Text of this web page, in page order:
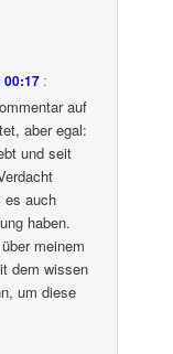
00:17 :
auf
aber egal:
und seit
auch
haben.
meinem
dem wissen
um diese